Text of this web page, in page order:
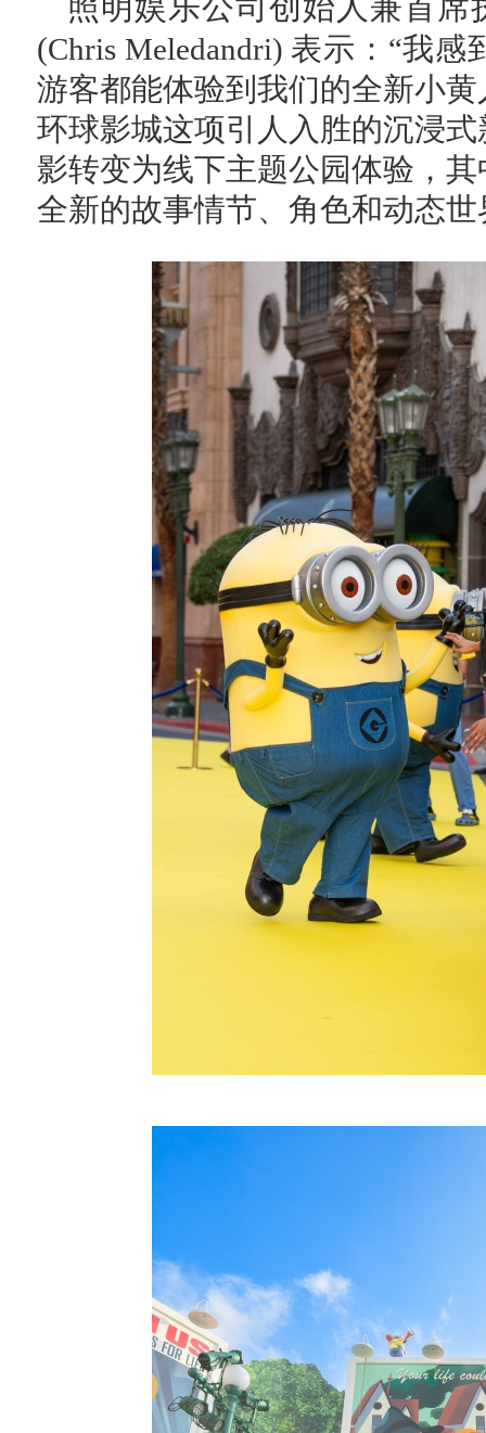
照明娱乐公司创始人兼首席
(Chris Meledandri) 表示：“我
游客都能体验到我们的全新小
环球影城这项引人入胜的沉浸
影转变为线下主题公园体验，
全新的故事情节、角色和动态